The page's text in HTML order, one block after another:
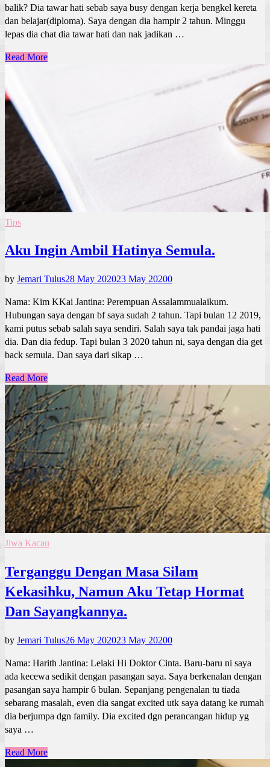
balik? Dia tawar hati sebab saya busy dengan kerja bengkel kereta
dan belajar(diploma). Saya dengan dia hampir 2 tahun. Minggu
lepas dia chat dia tawar hati dan nak jadikan …
Read More
Tips
Aku Ingin Ambil Hatinya Semula.
by Jemari Tulus28 May 202023 May 20200
Nama: Kim KKai Jantina: Perempuan Assalammualaikum.
Hubungan saya dengan bf saya sudah 2 tahun. Tapi bulan 12 2019,
kami putus sebab salah saya sendiri. Salah saya tak pandai jaga hati
dia. Dan dia fedup. Tapi bulan 3 2020 tahun ni, saya dengan dia get
back semula. Dan saya dari sikap …
Read More
Jiwa Kacau
Terganggu Dengan Masa Silam
Kekasihku, Namun Aku Tetap Hormat
Dan Sayangkannya.
by Jemari Tulus26 May 202023 May 20200
Nama: Harith Jantina: Lelaki Hi Doktor Cinta. Baru-baru ni saya
ada kecewa sedikit dengan pasangan saya. Saya berkenalan dengan
pasangan saya hampir 6 bulan. Sepanjang pengenalan tu tiada
sebarang masalah, even dia sangat excited utk saya datang ke rumah
dia berjumpa dgn family. Dia excited dgn perancangan hidup yg
saya …
Read More